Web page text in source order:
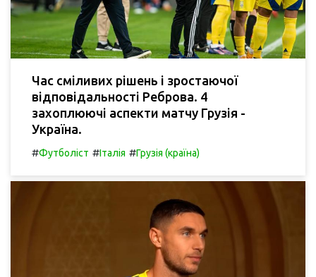
Час сміливих рішень і зростаючої
відповідальності Реброва. 4
захоплюючі аспекти матчу Грузія -
Україна.
#Футболіст #Італія #Грузія (країна)